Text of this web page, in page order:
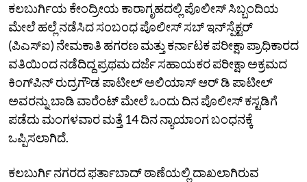
ಕಲಬುರ್ಗಿಯ ಕೇಂದ್ರೀಯ ಕಾರಾಗೃಹದಲ್ಲಿ ಪೊಲೀಸ್‌ ಸಿಬ್ಬಂದಿಯ
ಮೇಲೆ ಹಲ್ಲೆ ನಡೆಸಿದ ಸಂಬಂಧ ಪೊಲೀಸ್‌ ಸಬ್‌ ಇನ್‌ಸ್ಪೆಕ್ಟರ್‌
(ಪಿಎಸ್‌ಐ) ನೇಮಕಾತಿ ಹಗರಣ ಮತ್ತು ಕರ್ನಾಟಕ ಪರೀಕ್ಷಾ ಪ್ರಾಧಿಕಾರದ
ವತಿಯಿಂದ ನಡೆದಿದ್ದ ಪ್ರಥಮ ದರ್ಜೆ ಸಹಾಯಕರ ಪರೀಕ್ಷಾ ಅಕ್ರಮದ
ಕಿಂಗ್‌ಪಿನ್‌ ರುದ್ರಗೌಡ ಪಾಟೀಲ್‌ ಅಲಿಯಾಸ್‌ ಆರ್‌ ಡಿ ಪಾಟೀಲ್‌
ಅವರನ್ನು ಬಾಡಿ ವಾರೆಂಟ್‌ ಮೇಲೆ ಒಂದು ದಿನ ಪೊಲೀಸ್‌ ಕಸ್ಟಡಿಗೆ
ಪಡೆದು ಮಂಗಳವಾರ ಮತ್ತೆ 14 ದಿನ ನ್ಯಾಯಾಂಗ ಬಂಧನಕ್ಕೆ
ಒಪ್ಪಿಸಲಾಗಿದೆ.
ಕಲಬುರ್ಗಿ ನಗರದ ಫರ್ತಾಬಾದ್‌ ಠಾಣೆಯಲ್ಲಿ ದಾಖಲಾಗಿರುವ